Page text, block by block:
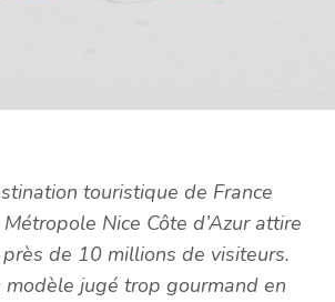
touristique de France
Nice Côte d’Azur attire
de 10 millions de visiteurs.
modèle jugé trop gourmand en